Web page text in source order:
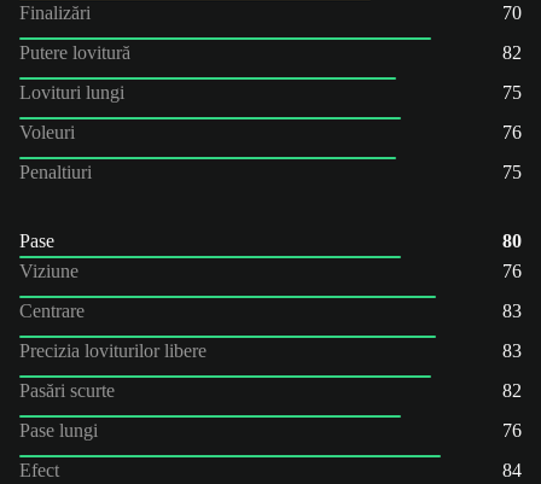
Finalizări
70
Putere lovitură
82
Lovituri lungi
75
Voleuri
76
Penaltiuri
75
Pase
80
Viziune
76
Centrare
83
Precizia loviturilor libere
83
Pasări scurte
82
Pase lungi
76
Efect
84